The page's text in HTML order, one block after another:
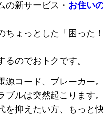
の新サービス・ お住い
ちょっとした「困った
るのでおトクです。
源コード、ブレーカー
ブルは突然起こります
を抑えたい方、もっと